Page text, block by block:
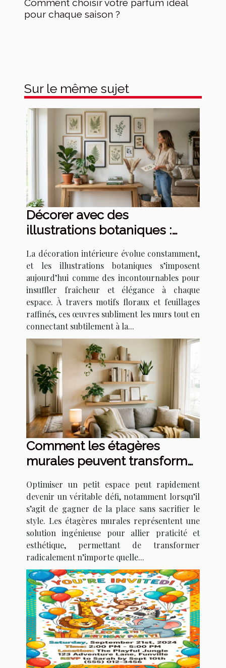
Comment choisir votre parfum idéal
pour chaque saison ?
Sur le même sujet
Décorer avec des
illustrations botaniques :
La décoration intérieure évolue constamment,
et les illustrations botaniques s’imposent
aujourd’hui comme des incontournables pour
insuffler fraîcheur et élégance à chaque
espace. À travers motifs floraux et feuillages
raffinés, ces œuvres subliment les murs tout en
connectant subtilement à la...
Comment les étagères
murales peuvent transformer
Optimiser un petit espace peut rapidement
devenir un véritable défi, notamment lorsqu’il
s’agit de gagner de la place sans sacrifier le
style. Les étagères murales représentent une
solution ingénieuse pour allier praticité et
esthétique, permettant de transformer
radicalement n’importe quelle...